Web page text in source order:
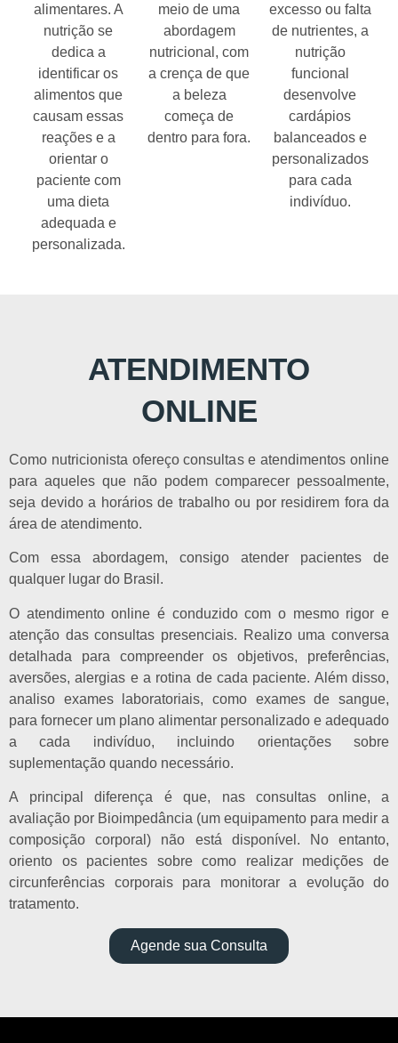
alimentares. A
nutrição se
dedica a
identificar os
alimentos que
causam essas
reações e a
orientar o
paciente com
uma dieta
adequada e
personalizada.
meio de uma
abordagem
nutricional, com
a crença de que
a beleza
começa de
dentro para fora.
excesso ou falta
de nutrientes, a
nutrição
funcional
desenvolve
cardápios
balanceados e
personalizados
para cada
indivíduo.
ATENDIMENTO
ONLINE
Como nutricionista ofereço consultas e atendimentos online
para aqueles que não podem comparecer pessoalmente,
seja devido a horários de trabalho ou por residirem fora da
área de atendimento.
Com essa abordagem, consigo atender pacientes de
qualquer lugar do Brasil.
O atendimento online é conduzido com o mesmo rigor e
atenção das consultas presenciais. Realizo uma conversa
detalhada para compreender os objetivos, preferências,
aversões, alergias e a rotina de cada paciente. Além disso,
analiso exames laboratoriais, como exames de sangue,
para fornecer um plano alimentar personalizado e adequado
a cada indivíduo, incluindo orientações sobre
suplementação quando necessário.
A principal diferença é que, nas consultas online, a
avaliação por Bioimpedância (um equipamento para medir a
composição corporal) não está disponível. No entanto,
oriento os pacientes sobre como realizar medições de
circunferências corporais para monitorar a evolução do
tratamento.
Agende sua Consulta